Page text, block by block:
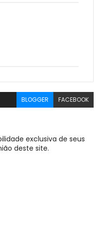
BLOGGER FACEBOOK
exclusiva de seus
deste site.